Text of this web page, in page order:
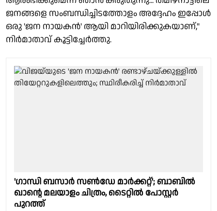
ജനങ്ങളെ സംബന്ധിച്ചിടത്തോളം അദ്ദേഹം ഇപ്പോൾ
ഒരു 'ജന നായകൻ' ആയി മാറിയിരിക്കുകയാണ്,"
നിർമാതാവ് കൂട്ടിച്ചേർത്തു.
'ഗാന്ധി ബസാർ സൺഡേ മാർക്കറ്റ്'; ബാബിൽ
ഖാന്റെ മലയാളം ചിത്രം, ടൈറ്റിൽ പോസ്റ്റർ
പുറത്ത്